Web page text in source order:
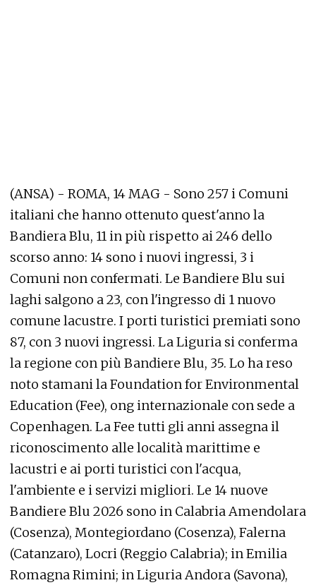
(ANSA) - ROMA, 14 MAG - Sono 257 i Comuni
italiani che hanno ottenuto quest'anno la
Bandiera Blu, 11 in più rispetto ai 246 dello
scorso anno: 14 sono i nuovi ingressi, 3 i
Comuni non confermati. Le Bandiere Blu sui
laghi salgono a 23, con l'ingresso di 1 nuovo
comune lacustre. I porti turistici premiati sono
87, con 3 nuovi ingressi. La Liguria si conferma
la regione con più Bandiere Blu, 35. Lo ha reso
noto stamani la Foundation for Environmental
Education (Fee), ong internazionale con sede a
Copenhagen. La Fee tutti gli anni assegna il
riconoscimento alle località marittime e
lacustri e ai porti turistici con l'acqua,
l'ambiente e i servizi migliori. Le 14 nuove
Bandiere Blu 2026 sono in Calabria Amendolara
(Cosenza), Montegiordano (Cosenza), Falerna
(Catanzaro), Locri (Reggio Calabria); in Emilia
Romagna Rimini; in Liguria Andora (Savona),